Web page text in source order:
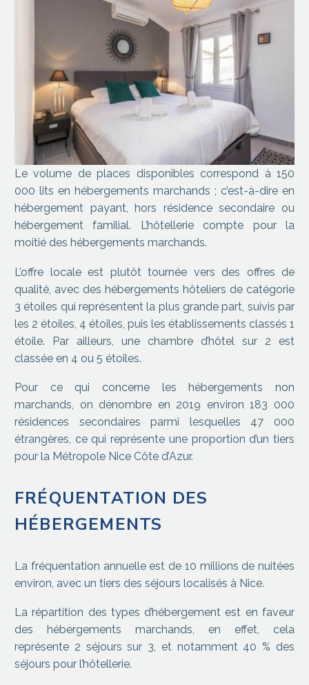
Le volume de places disponibles correspond à 150
000 lits en hébergements marchands ; c’est-à-dire en
hébergement payant, hors résidence secondaire ou
hébergement familial. L’hôtellerie compte pour la
moitié des hébergements marchands.
L’offre locale est plutôt tournée vers des offres de
qualité, avec des hébergements hôteliers de catégorie
3 étoiles qui représentent la plus grande part, suivis par
les 2 étoiles, 4 étoiles, puis les établissements classés 1
étoile. Par ailleurs, une chambre d’hôtel sur 2 est
classée en 4 ou 5 étoiles.
Pour ce qui concerne les hébergements non
marchands, on dénombre en 2019 environ 183 000
résidences secondaires parmi lesquelles 47 000
étrangères, ce qui représente une proportion d’un tiers
pour la Métropole Nice Côte d’Azur.
FRÉQUENTATION DES
HÉBERGEMENTS
La fréquentation annuelle est de 10 millions de nuitées
environ, avec un tiers des séjours localisés à Nice.
La répartition des types d’hébergement est en faveur
des hébergements marchands, en effet, cela
représente 2 séjours sur 3, et notamment 40 % des
séjours pour l’hôtellerie.